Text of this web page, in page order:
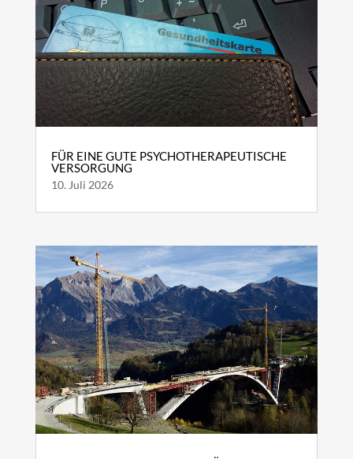
FÜR EINE GUTE PSYCHOTHERAPEUTISCHE
VERSORGUNG
10. Juli 2026